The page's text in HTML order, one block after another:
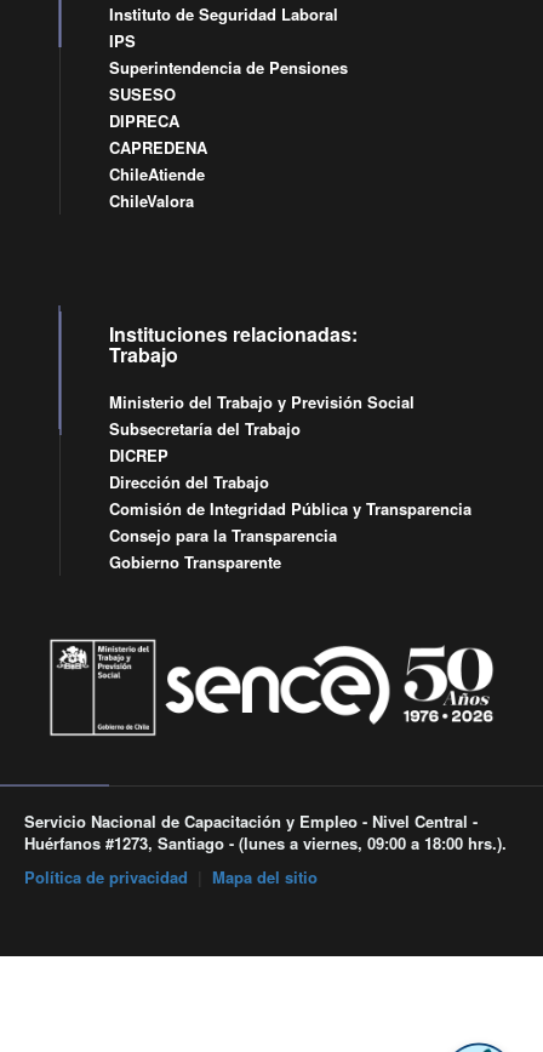
Instituto de Seguridad Laboral
IPS
Superintendencia de Pensiones
SUSESO
DIPRECA
CAPREDENA
ChileAtiende
ChileValora
Instituciones relacionadas:
Trabajo
Ministerio del Trabajo y Previsión Social
Subsecretaría del Trabajo
DICREP
Dirección del Trabajo
Comisión de Integridad Pública y Transparencia
Consejo para la Transparencia
Gobierno Transparente
Servicio Nacional de Capacitación y Empleo - Nivel Central -
Huérfanos #1273, Santiago - (lunes a viernes, 09:00 a 18:00 hrs.).
Política de privacidad
Mapa del sitio